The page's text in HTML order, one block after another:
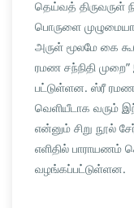
தெய்வத் திருவருள்
பொருளை
அருள் மூலமே கை
ரமண சந்நிதி முறை”
பட்டுள்ளன. ஸ்ரீ
வெளியீடாக வரும்
என்னும் சிறு நூல்
எளிதில் பாராயணம்
வழங்கப்பட்டுள்ளன.